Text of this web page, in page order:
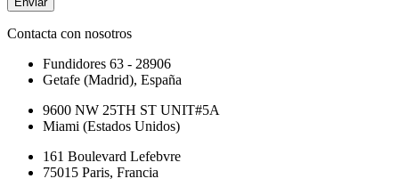
Contacta con nosotros
Fundidores 63 - 28906
Getafe (Madrid), España
9600 NW 25TH ST UNIT#5A
Miami (Estados Unidos)
161 Boulevard Lefebvre
75015 Paris, Francia